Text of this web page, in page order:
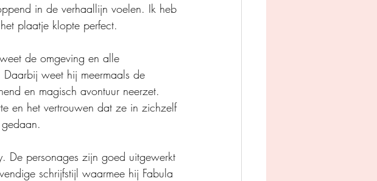
in de verhaallijn voelen. Ik heb
plaatje klopte perfect.
de omgeving en alle
weet hij meermaals de
en magisch avontuur neerzet.
en het vertrouwen dat ze in zichzelf
De personages zijn goed uitgewerkt
schrijfstijl waarmee hij Fabula